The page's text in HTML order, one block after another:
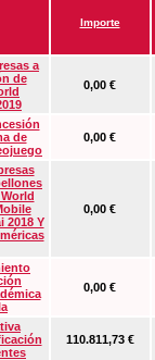
Importe
a
de
0,00 €
de
0,00 €
2018 Y
0,00 €
0,00 €
110.811,73 €